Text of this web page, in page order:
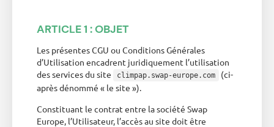
ARTICLE 1 : OBJET
Les présentes CGU ou Conditions Générales
d’Utilisation encadrent juridiquement l’utilisation
des services du site
climpap.swap-europe.com
(ci-
après dénommé « le site »).
Constituant le contrat entre la société Swap
Europe, l’Utilisateur, l’accès au site doit être